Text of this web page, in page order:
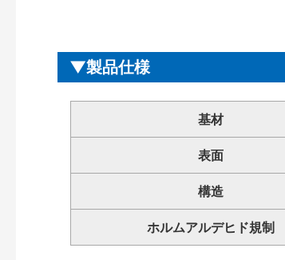
製品仕様
基材
表面
構造
ホルムアルデヒド規制